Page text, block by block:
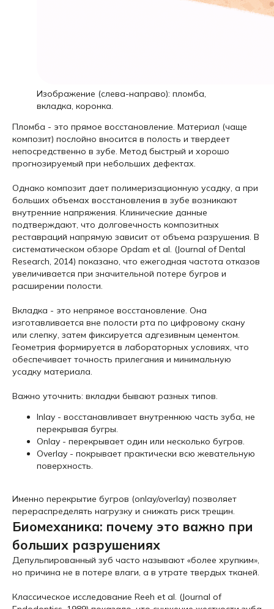
Изображение (слева-направо): пломба,
вкладка, коронка.
Пломба - это прямое восстановление. Материал (чаще
композит) послойно вносится в полость и твердеет
непосредственно в зубе. Метод быстрый и хорошо
прогнозируемый при небольших дефектах.
Однако композит дает полимеризационную усадку, а при
больших объемах восстановления в зубе возникают
внутренние напряжения. Клинические данные
подтверждают, что долговечность композитных
реставраций напрямую зависит от объема разрушения. В
систематическом обзоре Opdam et al. (Journal of Dental
Research, 2014) показано, что ежегодная частота отказов
увеличивается при значительной потере бугров и
расширении полости.
Вкладка - это непрямое восстановление. Она
изготавливается вне полости рта по цифровому скану
или слепку, затем фиксируется адгезивным цементом.
Геометрия формируется в лабораторных условиях, что
обеспечивает точность прилегания и минимальную
усадку материала.
Важно уточнить: вкладки бывают разных типов.
Inlay - восстанавливает внутреннюю часть зуба, не
перекрывая бугры.
Onlay - перекрывает один или несколько бугров.
Overlay - покрывает практически всю жевательную
поверхность.
Именно перекрытие бугров (onlay/overlay) позволяет
перераспределять нагрузку и снижать риск трещин.
Биомеханика: почему это важно при
больших разрушениях
Депульпированный зуб часто называют «более хрупким»,
но причина не в потере влаги, а в утрате твердых тканей.
Классическое исследование Reeh et al. (Journal of